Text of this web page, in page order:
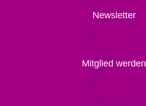
Newsletter
Mitglied werden